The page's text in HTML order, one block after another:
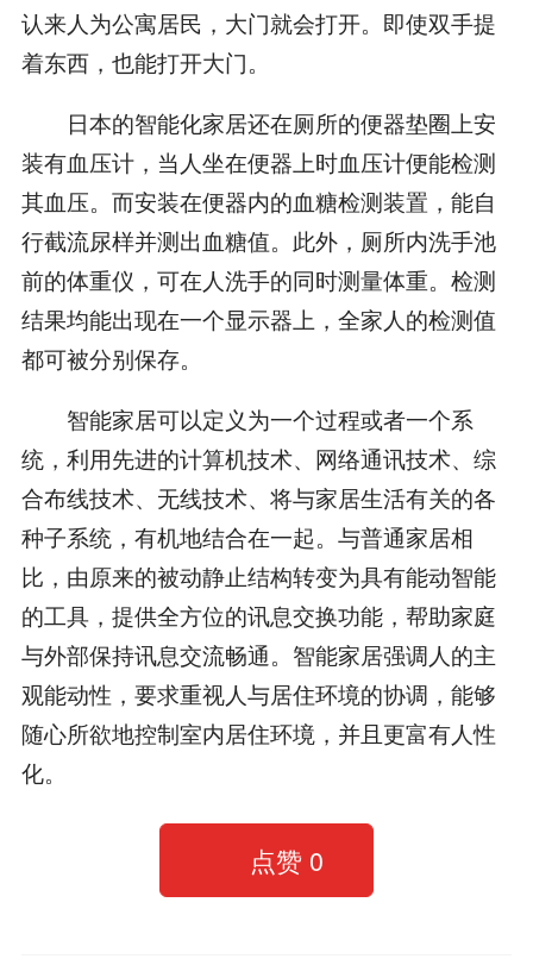
认来人为公寓居民，大门就会打开。即使双手提
着东西，也能打开大门。
日本的智能化家居还在厕所的便器垫圈上安
装有血压计，当人坐在便器上时血压计便能检测
其血压。而安装在便器内的血糖检测装置，能自
行截流尿样并测出血糖值。此外，厕所内洗手池
前的体重仪，可在人洗手的同时测量体重。检测
结果均能出现在一个显示器上，全家人的检测值
都可被分别保存。
智能家居可以定义为一个过程或者一个系
统，利用先进的计算机技术、网络通讯技术、综
合布线技术、无线技术、将与家居生活有关的各
种子系统，有机地结合在一起。与普通家居相
比，由原来的被动静止结构转变为具有能动智能
的工具，提供全方位的讯息交换功能，帮助家庭
与外部保持讯息交流畅通。智能家居强调人的主
观能动性，要求重视人与居住环境的协调，能够
随心所欲地控制室内居住环境，并且更富有人性
化。
点赞 0